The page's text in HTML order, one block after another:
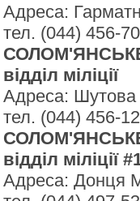
Адреса:
тел. (044) 456-
СОЛОМ'ЯНСЬКЕ
відділ міліції
Адреса: Шутова
тел. (044) 456-
СОЛОМ'ЯНСЬКЕ
відділ міліції
Адреса: Донця